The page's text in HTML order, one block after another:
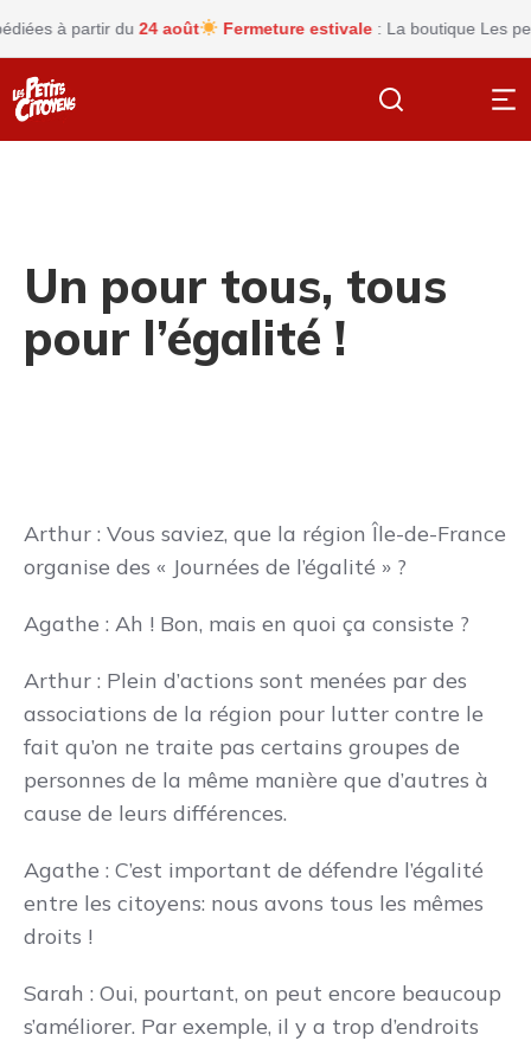
à partir du24 août Fermeture estivale: La boutique Les petits
Un pour tous, tous
pour l’égalité !
Arthur : Vous saviez, que la région Île-de-France
organise des « Journées de l’égalité » ?
Agathe : Ah ! Bon, mais en quoi ça consiste ?
Arthur : Plein d’actions sont menées par des
associations de la région pour lutter contre le
fait qu’on ne traite pas certains groupes de
personnes de la même manière que d’autres à
cause de leurs différences.
Agathe : C’est important de défendre l’égalité
entre les citoyens: nous avons tous les mêmes
droits !
Sarah : Oui, pourtant, on peut encore beaucoup
s’améliorer. Par exemple, il y a trop d’endroits